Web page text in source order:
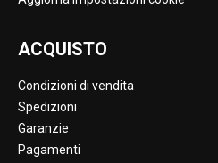
ACQUISTO
Condizioni di vendita
Spedizioni
Garanzie
Pagamenti